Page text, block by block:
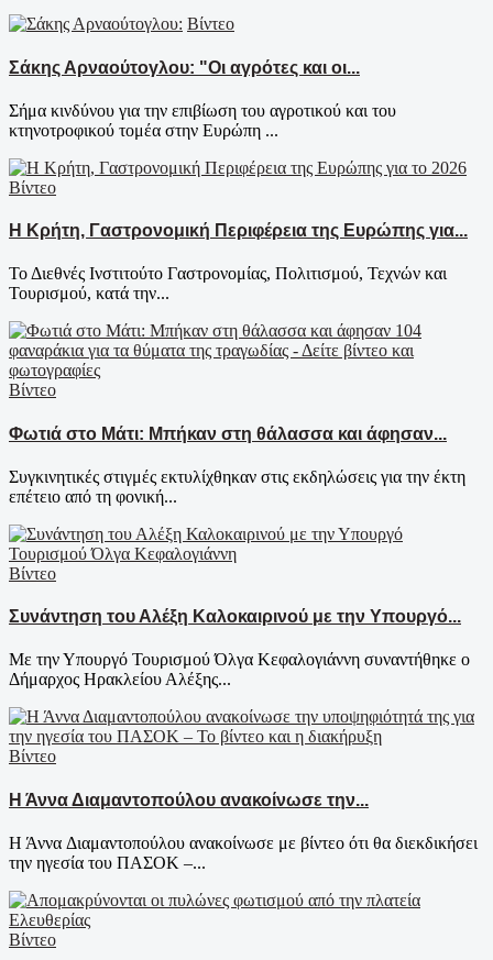
Βίντεο
Σάκης Αρναούτογλου: "Οι αγρότες και οι...
Σήμα κινδύνου για την επιβίωση του αγροτικού και του
κτηνοτροφικού τομέα στην Ευρώπη ...
Βίντεο
Η Κρήτη, Γαστρονομική Περιφέρεια της Ευρώπης για...
Το Διεθνές Ινστιτούτο Γαστρονομίας, Πολιτισμού, Τεχνών και
Τουρισμού, κατά την...
Βίντεο
Φωτιά στο Μάτι: Μπήκαν στη θάλασσα και άφησαν...
Συγκινητικές στιγμές εκτυλίχθηκαν στις εκδηλώσεις για την έκτη
επέτειο από τη φονική...
Βίντεο
Συνάντηση του Αλέξη Καλοκαιρινού με την Υπουργό...
Με την Υπουργό Τουρισμού Όλγα Κεφαλογιάννη συναντήθηκε ο
Δήμαρχος Ηρακλείου Αλέξης...
Βίντεο
Η Άννα Διαμαντοπούλου ανακοίνωσε την...
Η Άννα Διαμαντοπούλου ανακοίνωσε με βίντεο ότι θα διεκδικήσει
την ηγεσία του ΠΑΣΟΚ –...
Βίντεο